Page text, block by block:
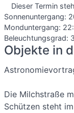
Dieser Termin
Sonnenuntergang:
Monduntergang:
Beleuchtungsgrad:
Objekte in
Die Milchstraße
Schützen steht